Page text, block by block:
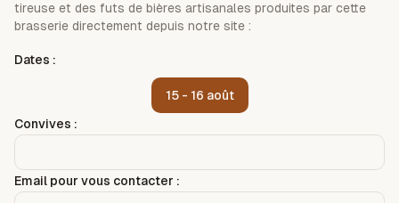
tireuse et des futs de bières artisanales produites par cette
brasserie directement depuis notre site :
Dates :
15 - 16 août
Convives :
Email pour vous contacter :